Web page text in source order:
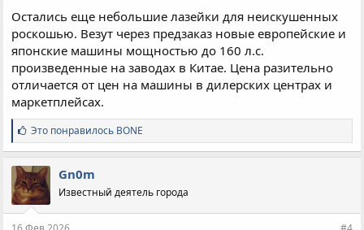
Остались еще небольшие лазейки для неискушенных
роскошью. Везут через предзаказ новые европейские и
японские машины мощностью до 160 л.с.
произведенные на заводах в Китае. Цена разительно
отличается от цен на машины в дилерских центрах и
маркетплейсах.
С
и
м
п
а
т
и
Это понравилось BONE
Gn0m
Известный деятель города